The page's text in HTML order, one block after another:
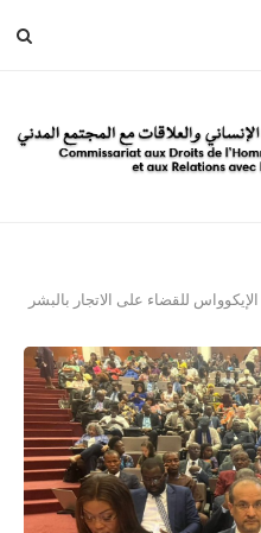
للقضاء على الاتجار بالبشر